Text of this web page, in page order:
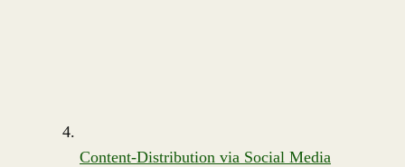
Content-Distribution via Social Media